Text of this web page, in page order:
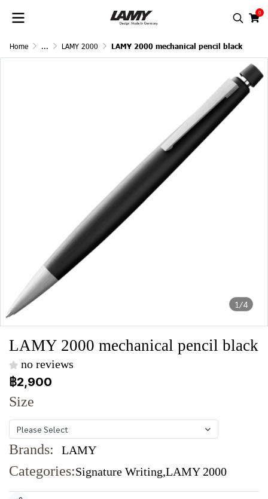
0
Home ... LAMY 2000 LAMY 2000 mechanical pencil black
1/4
LAMY 2000 mechanical pencil black
no reviews
฿2,900
Size
Please Select
Brands: LAMY
Categories:Signature Writing,LAMY 2000